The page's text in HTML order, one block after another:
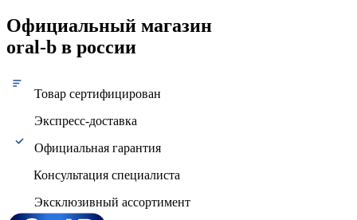
Официальный магазин
oral-b в россии
Товар сертифицирован
Экспресс-доставка
Официальная гарантия
Консультация специалиста
Эксклюзивный ассортимент